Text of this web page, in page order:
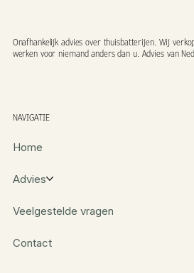
NAVIGATIE
Onafhankelijk advies over thuisbatterijen. Wij
werken voor niemand anders dan u. Advies van
Home
Advies
Veelgestelde vragen
Contact